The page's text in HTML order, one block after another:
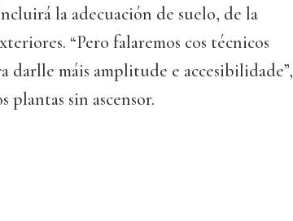
la adecuación de suelo, de la
“Pero falaremos cos técnicos
darlle máis amplitude e accesibilidade”,
sin ascensor.